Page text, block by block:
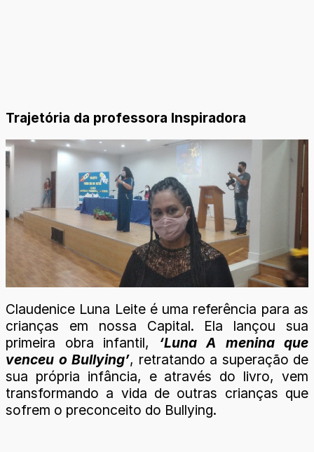
Trajetória da professora Inspiradora
Claudenice Luna Leite é uma referência para as
crianças em nossa Capital. Ela lançou sua
primeira obra infantil,
‘Luna A menina que
venceu o Bullying’, retratando a superação de
sua própria infância, e através do livro, vem
transformando a vida de outras crianças que
sofrem o preconceito do Bullying.